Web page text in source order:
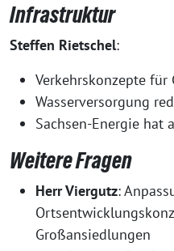
Infrastruktur
Steffen Rietschel:
Verkehrskonzepte
Wasserversorgung
Sachsen-Energie hat
Weitere Fragen
Herr Viergutz:
Großansiedlungen